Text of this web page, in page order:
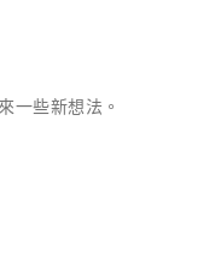
一些新想法。